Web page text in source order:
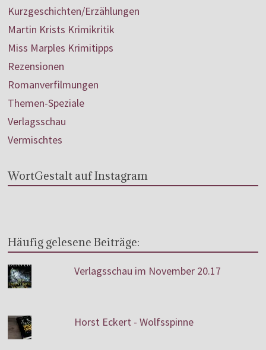
Kurzgeschichten/Erzählungen
Martin Krists Krimikritik
Miss Marples Krimitipps
Rezensionen
Romanverfilmungen
Themen-Speziale
Verlagsschau
Vermischtes
WortGestalt auf Instagram
Häufig gelesene Beiträge:
Verlagsschau im November 20.17
Horst Eckert - Wolfsspinne